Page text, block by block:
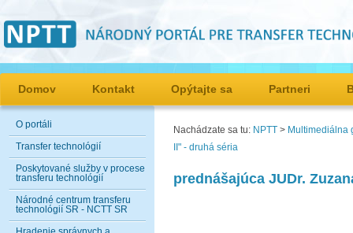
Domov Kontakt Opýtajte sa Partneri
O portáli
Transfer technológií
Poskytované služby v procese
transferu technológií
Národné centrum transferu
technológií SR - NCTT SR
Nachádzate sa tu: NPTT > Multimediálna
II" - druhá séria
prednášajúca JUDr.